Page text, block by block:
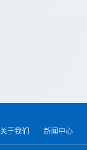
关于我们 新闻中心